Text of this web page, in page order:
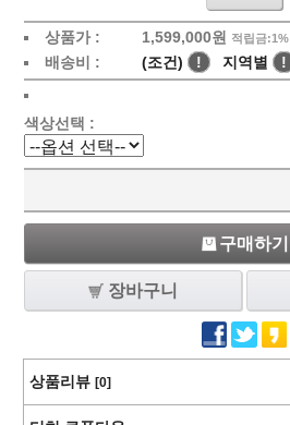
상품가 : 1,599,000원 적립금:1%
배송비 : (조건) ! 지역별 !
색상선택 :
구매하기
장바구니
상품리뷰 [0]